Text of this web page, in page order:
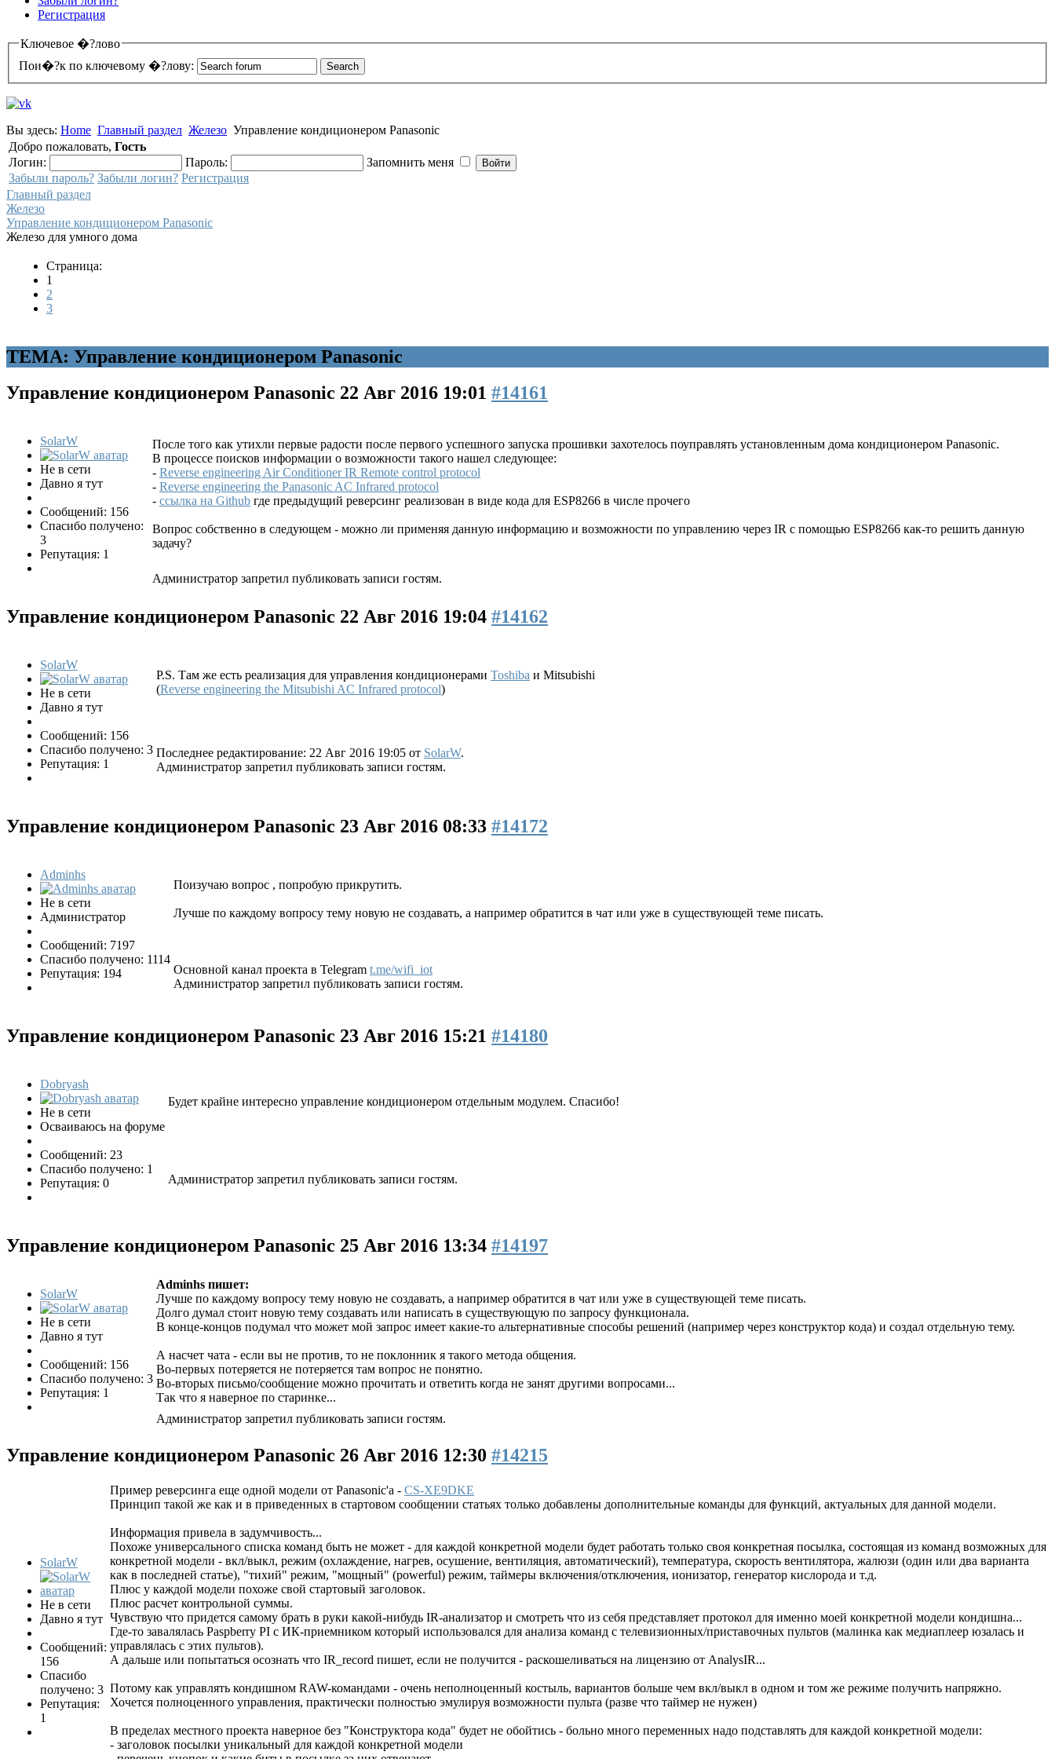
Регистрация
Ключевое �?лово
Пои�?к по ключевому �?лову:
Вы здесь: Home Главный раздел Железо Управление кондиционером Panasonic
Добро пожаловать, Гость
Логин:
Пароль:
Запомнить меня
Забыли пароль? Забыли логин? Регистрация
Главный раздел
Железо
Управление кондиционером Panasonic
Железо для умного дома
Страница:
1
2
3
ТЕМА: Управление кондиционером Panasonic
Управление кондиционером Panasonic 22 Авг 2016 19:01 #14161
SolarW
Не в сети
Давно я тут
Сообщений: 156
Спасибо получено:
3
Репутация: 1
После того как утихли первые радости после первого успешного запуска прошивки захотелось поуправлять установленным дома кондиционером Panasonic.
В процессе поисков информации о возможности такого нашел следующее:
- Reverse engineering Air Conditioner IR Remote control protocol
- Reverse engineering the Panasonic AC Infrared protocol
- ссылка на Github где предыдущий реверсинг реализован в виде кода для ESP8266 в числе прочего
Вопрос собственно в следующем - можно ли применяя данную информацию и возможности по управлению через IR с помощью ESP8266 как-то решить данную
задачу?
Администратор запретил публиковать записи гостям.
Управление кондиционером Panasonic 22 Авг 2016 19:04 #14162
SolarW
Не в сети
Давно я тут
Сообщений: 156
Спасибо получено: 3
Репутация: 1
P.S. Там же есть реализация для управления кондиционерами Toshiba и Mitsubishi
(Reverse engineering the Mitsubishi AC Infrared protocol)
Последнее редактирование: 22 Авг 2016 19:05 от SolarW.
Администратор запретил публиковать записи гостям.
Управление кондиционером Panasonic 23 Авг 2016 08:33 #14172
Adminhs
Не в сети
Администратор
Сообщений: 7197
Спасибо получено: 1114
Репутация: 194
Поизучаю вопрос , попробую прикрутить.
Лучше по каждому вопросу тему новую не создавать, а например обратится в чат или уже в существующей теме писать.
Основной канал проекта в Telegram t.me/wifi_iot
Администратор запретил публиковать записи гостям.
Управление кондиционером Panasonic 23 Авг 2016 15:21 #14180
Dobryash
Не в сети
Осваиваюсь на форуме
Сообщений: 23
Спасибо получено: 1
Репутация: 0
Будет крайне интересно управление кондиционером отдельным модулем. Спасибо!
Администратор запретил публиковать записи гостям.
Управление кондиционером Panasonic 25 Авг 2016 13:34 #14197
SolarW
Не в сети
Давно я тут
Сообщений: 156
Спасибо получено: 3
Репутация: 1
Adminhs пишет:
Лучше по каждому вопросу тему новую не создавать, а например обратится в чат или уже в существующей теме писать.
Долго думал стоит новую тему создавать или написать в существующую по запросу функционала.
В конце-концов подумал что может мой запрос имеет какие-то альтернативные способы решений (например через конструктор кода) и создал отдельную тему.
А насчет чата - если вы не против, то не поклонник я такого метода общения.
Во-первых потеряется не потеряется там вопрос не понятно.
Во-вторых письмо/сообщение можно прочитать и ответить когда не занят другими вопросами...
Так что я наверное по старинке...
Администратор запретил публиковать записи гостям.
Управление кондиционером Panasonic 26 Авг 2016 12:30 #14215
SolarW
Не в сети
Давно я тут
Сообщений:
156
Спасибо
получено: 3
Репутация:
1
Пример реверсинга еще одной модели от Panasonic'а - CS-XE9DKE
Принцип такой же как и в приведенных в стартовом сообщении статьях только добавлены дополнительные команды для функций, актуальных для данной модели.
Информация привела в задумчивость...
Похоже универсального списка команд быть не может - для каждой конкретной модели будет работать только своя конкретная посылка, состоящая из команд возможных для
конкретной модели - вкл/выкл, режим (охлаждение, нагрев, осушение, вентиляция, автоматический), температура, скорость вентилятора, жалюзи (один или два варианта
как в последней статье), "тихий" режим, "мощный" (powerful) режим, таймеры включения/отключения, ионизатор, генератор кислорода и т.д.
Плюс у каждой модели похоже свой стартовый заголовок.
Плюс расчет контрольной суммы.
Чувствую что придется самому брать в руки какой-нибудь IR-анализатор и смотреть что из себя представляет протокол для именно моей конкретной модели кондишна...
Где-то завалялась Paspberry PI с ИК-приемником который использовался для анализа команд с телевизионных/приставочных пультов (малинка как медиаплеер юзалась и
управлялась с этих пультов).
А дальше или попытаться осознать что IR_record пишет, если не получится - раскошеливаться на лицензию от AnalysIR...
Потому как управлять кондишном RAW-командами - очень неполноценный костыль, вариантов больше чем вкл/выкл в одном и том же режиме получить напряжно.
Хочется полноценного управления, практически полностью эмулируя возможности пульта (разве что таймер не нужен)
В пределах местного проекта наверное без "Конструктора кода" будет не обойтись - больно много переменных надо подставлять для каждой конкретной модели:
- заголовок посылки уникальный для каждой конкретной модели